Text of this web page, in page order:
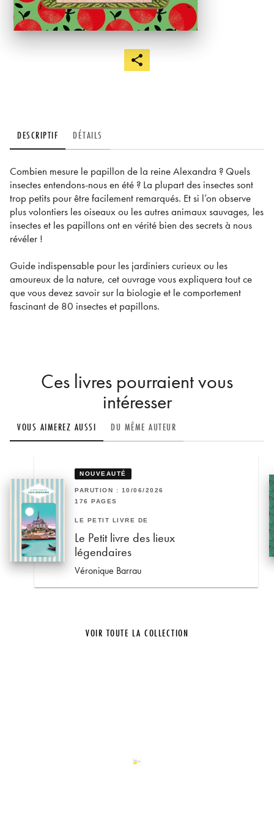
DESCRIPTIF DÉTAILS
Combien mesure le papillon de la reine Alexandra ? Quels
insectes entendons-nous en été ? La plupart des insectes sont
trop petits pour être facilement remarqués. Et si l’on observe
plus volontiers les oiseaux ou les autres animaux sauvages, les
insectes et les papillons ont en vérité bien des secrets à nous
révéler !
Guide indispensable pour les jardiniers curieux ou les
amoureux de la nature, cet ouvrage vous expliquera tout ce
que vous devez savoir sur la biologie et le comportement
fascinant de 80 insectes et papillons.
Ces livres pourraient vous
intéresser
VOUS AIMEREZ AUSSI DU MÊME AUTEUR
NOUVEAUTÉ
PARUTION : 10/06/2026
176 PAGES
LE PETIT LIVRE DE
Le Petit livre des lieux
légendaires
Véronique Barrau
VOIR TOUTE LA COLLECTION